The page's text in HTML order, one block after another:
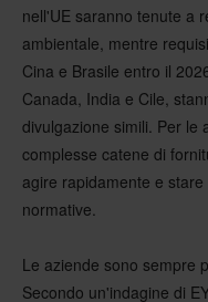
nell'UE saranno tenute a
ambientale, mentre
Cina e Brasile entro il
Canada, India e Cile,
divulgazione simili. Per le
complesse catene di
agire rapidamente e
normative.
Le aziende sono sempre
Secondo un'indagine di